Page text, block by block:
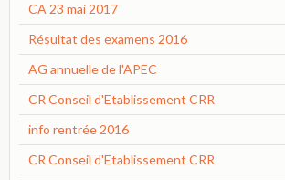
CA 23 mai 2017
Résultat des examens 2016
AG annuelle de l'APEC
CR Conseil d'Etablissement CRR
info rentrée 2016
CR Conseil d'Etablissement CRR